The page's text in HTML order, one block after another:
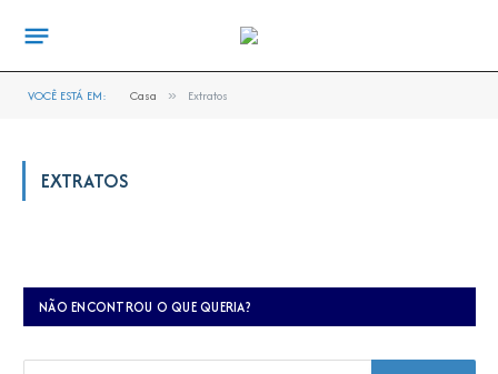
VOCÊ ESTÁ EM: Casa » Extratos
EXTRATOS
NÃO ENCONTROU O QUE QUERIA?